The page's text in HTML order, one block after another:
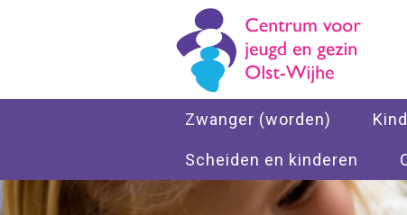
Zwanger (worden)
Scheiden en kinderen